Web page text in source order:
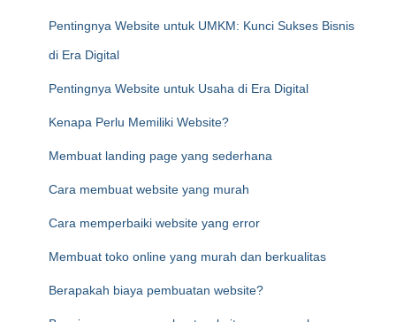
Pentingnya Website untuk UMKM: Kunci Sukses Bisnis
di Era Digital
Pentingnya Website untuk Usaha di Era Digital
Kenapa Perlu Memiliki Website?
Membuat landing page yang sederhana
Cara membuat website yang murah
Cara memperbaiki website yang error
Membuat toko online yang murah dan berkualitas
Berapakah biaya pembuatan website?